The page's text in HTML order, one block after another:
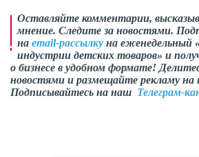
Оставляйте комментарии,
мнение. Следите за новостями.
на email-рассылку на еженедельный
индустрии детских товаров» и
о бизнесе в удобном формате!
новостями и размещайте рекламу на
Подписывайтесь на наш Телеграм-